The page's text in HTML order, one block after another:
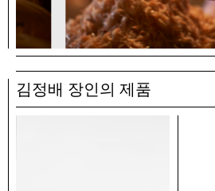
김정배 장인의 제품